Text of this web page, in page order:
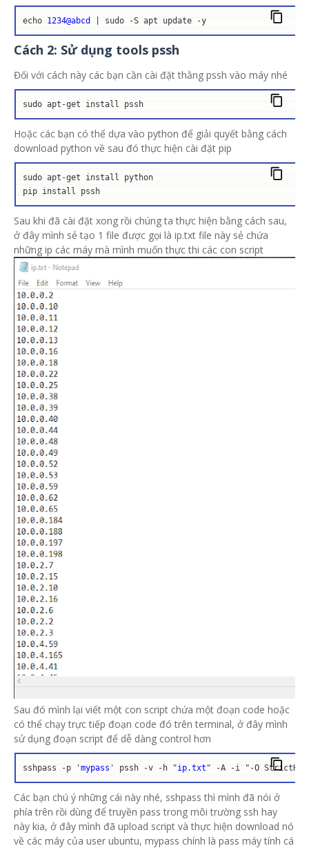
echo 1234@abcd | sudo -S apt update -y
Cách 2: Sử dụng tools pssh
Đối với cách này các bạn cần cài đặt thằng pssh vào máy nhé
sudo apt-get install pssh
Hoặc các bạn có thể dựa vào python để giải quyết bằng cách
download python về sau đó thực hiện cài đặt pip
sudo apt-get install python
pip install pssh
Sau khi đã cài đặt xong rồi chúng ta thực hiện bằng cách sau,
ở đây mình sẻ tạo 1 file được gọi là ip.txt file này sẻ chứa
những ip các máy mà mình muốn thực thi các con script
Sau đó mình lại viết một con script chứa một đoạn code hoặc
có thể chạy trực tiếp đoạn code đó trên terminal, ở đây mình
sử dụng đoạn script để dễ dàng control hơn
sshpass -p 'mypass ' pssh -v -h "ip.txt " -A -i "-O
Các bạn chú ý những cái này nhé, sshpass thì mình đã nói ở
phía trên rồi dùng để truyền pass trong môi trường ssh hay
này kia, ở đây mình đã upload script và thực hiện download nó
về các máy của user ubuntu, mypass chính là pass máy tính cá